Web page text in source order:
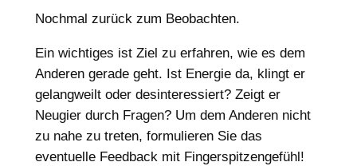
Nochmal zurück zum Beobachten.
Ein wichtiges ist Ziel zu erfahren, wie es dem
Anderen gerade geht. Ist Energie da, klingt er
gelangweilt oder desinteressiert? Zeigt er
Neugier durch Fragen? Um dem Anderen nicht
zu nahe zu treten, formulieren Sie das
eventuelle Feedback mit Fingerspitzengefühl!